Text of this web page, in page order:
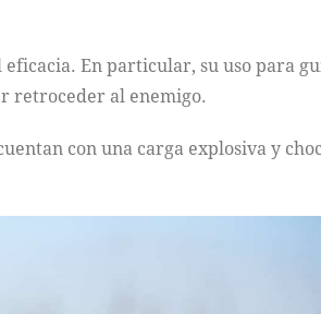
En particular, su uso para
retroceder al enemigo.
con una carga explosiva y